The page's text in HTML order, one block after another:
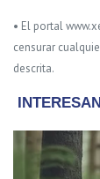
• El portal
censurar
descrita.